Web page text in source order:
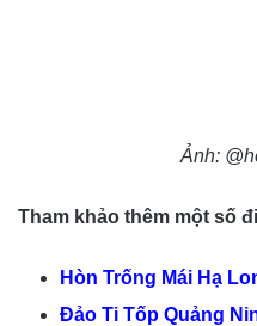
Ảnh:
Tham khảo thêm một số
Hòn Trống Mái Hạ
Đảo Ti Tốp Quảng